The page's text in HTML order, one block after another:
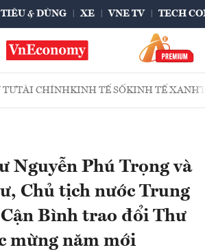
TIÊU & DÙNG XE VNE TV TECH
TƯTÀI CHÍNHKINH TẾ SỐKINH TẾ XANH
Nguyễn Phú Trọng và
Chủ tịch nước Trung
Bình trao đổi Thư
mừng năm mới